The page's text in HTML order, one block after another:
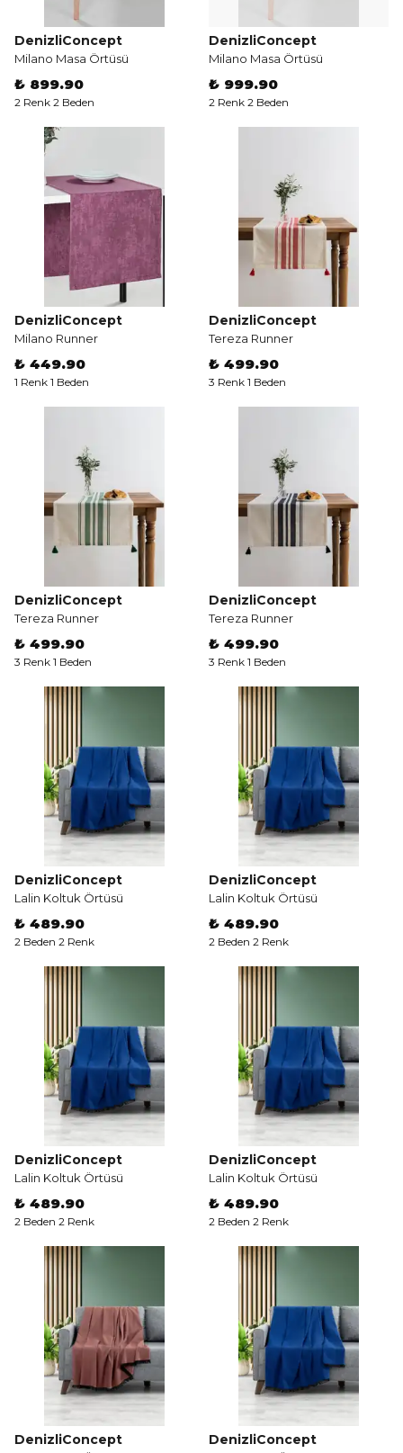
DenizliConcept
Milano Masa Örtüsü
₺ 899.90
2 Renk 2 Beden
DenizliConcept
Milano Masa Örtüsü
₺ 999.90
2 Renk 2 Beden
DenizliConcept
Milano Runner
₺ 449.90
1 Renk 1 Beden
DenizliConcept
Tereza Runner
₺ 499.90
3 Renk 1 Beden
DenizliConcept
Tereza Runner
₺ 499.90
3 Renk 1 Beden
DenizliConcept
Tereza Runner
₺ 499.90
3 Renk 1 Beden
DenizliConcept
Lalin Koltuk Örtüsü
₺ 489.90
2 Beden 2 Renk
DenizliConcept
Lalin Koltuk Örtüsü
₺ 489.90
2 Beden 2 Renk
DenizliConcept
Lalin Koltuk Örtüsü
₺ 489.90
2 Beden 2 Renk
DenizliConcept
Lalin Koltuk Örtüsü
₺ 489.90
2 Beden 2 Renk
DenizliConcept DenizliConcept